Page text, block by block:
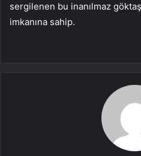
sergilenen bu inanılmaz
imkanına sahip.